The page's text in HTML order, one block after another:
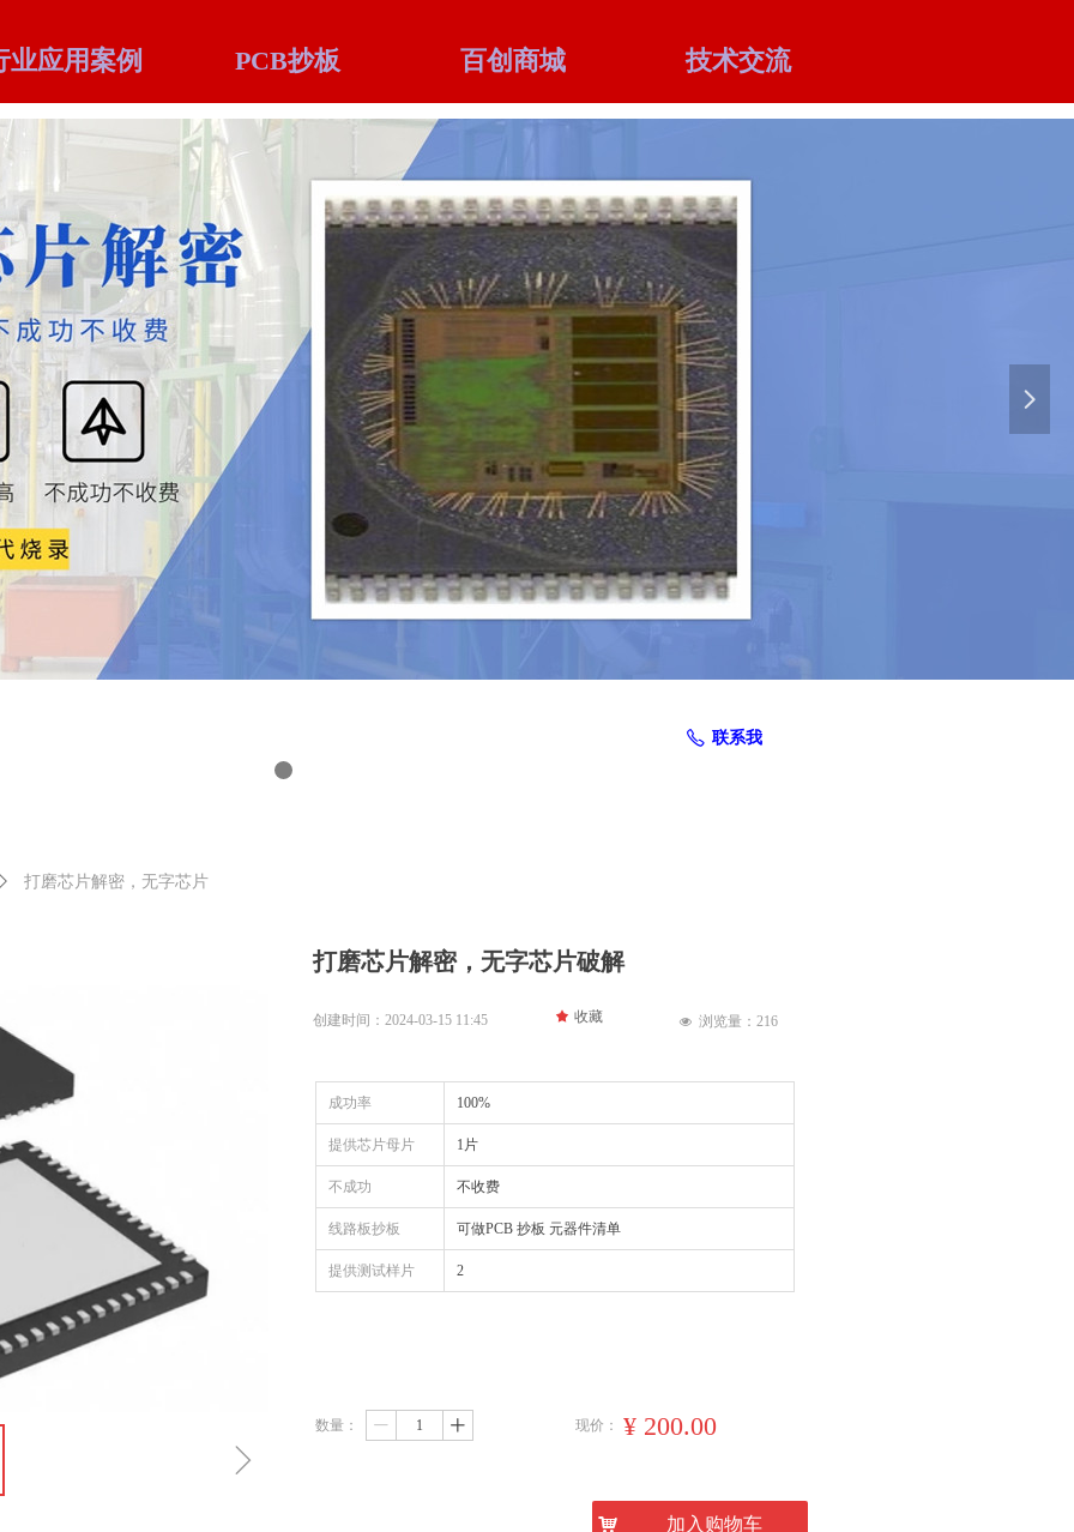
ꂅ 联系我
넲
业应用案例 PCB抄板 百创商城 技术交流
ꁇ
打磨芯片解密，无字芯片破解
끄 收藏
打磨芯片解密，无字芯片
创建时间： 2024-03-15 11:45 넶 浏览量： 216
成功率 100%
提供芯片母片 1片
不成功 不收费
线路板抄板 可做PCB 抄板 元器件清单
提供测试样片 2
낙 加入购物车
数量： ꄷ ꄸ 现价： ¥ 200.00